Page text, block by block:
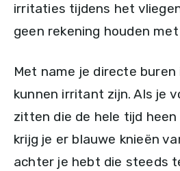
irritaties tijdens het
geen rekening houden
Met name je directe
kunnen irritant zijn. Als je
zitten die de hele tijd
krijg je er blauwe knieën
achter je hebt die steeds